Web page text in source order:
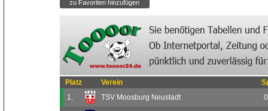
Platz Verein
1.
TSV Moosburg Neustadt 0